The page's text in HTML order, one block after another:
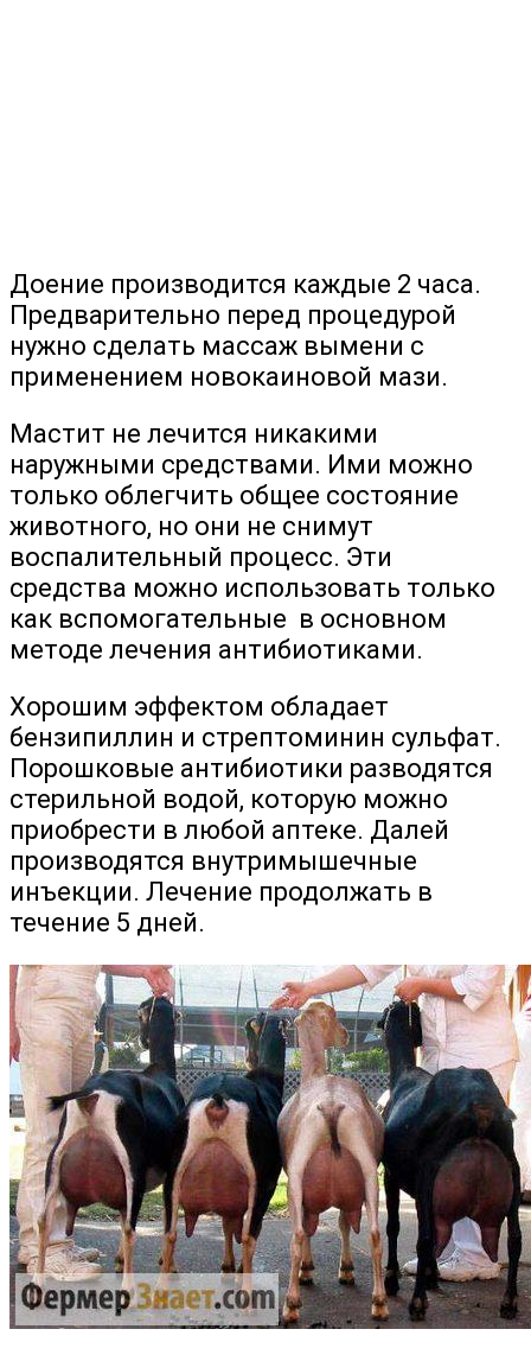
Доение производится каждые 2 часа.
Предварительно перед процедурой
нужно сделать массаж вымени с
применением новокаиновой мази.
Мастит не лечится никакими
наружными средствами. Ими можно
только облегчить общее состояние
животного, но они не снимут
воспалительный процесс. Эти
средства можно использовать только
как вспомогательные в основном
методе лечения антибиотиками.
Хорошим эффектом обладает
бензипиллин и стрептоминин сульфат.
Порошковые антибиотики разводятся
стерильной водой, которую можно
приобрести в любой аптеке. Далей
производятся внутримышечные
инъекции. Лечение продолжать в
течение 5 дней.